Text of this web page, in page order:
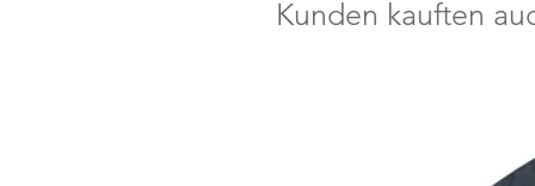
Kunden kauften